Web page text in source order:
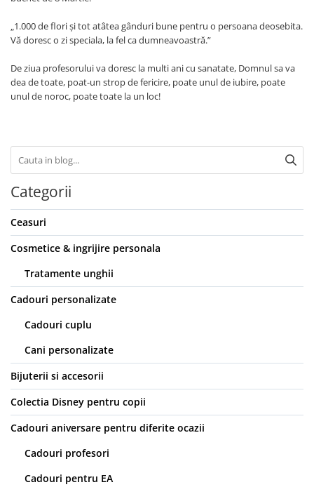
Cadouri barbati
Seturi cadou barbati
Ceasuri pentru EL
Cadouri craciun barbati
Caciuli copii
Cadouri copii bebelusi 0+
Lenjerii de pat Disney
Cadouri copii 1 an
Cadouri craciun copii
Colectia Disney
Sepci personalizate
Seturi cadou pentru copii KID's Collection
Lenjerii de pat pentru copii
Fashion
Pijamale de CRACIUN
Pijamale de dama
Pijamale de barbati
Halate si capoate
Pijamale
WINTER Collection
Sepci personalizate
Caserole personalizate sandwich
Saculeti personalizati
Agende si caiete personalizate
„1.000 de flori și tot atâtea gânduri bune pentru o persoana deosebita.
Vă doresc o zi speciala, la fel ca dumneavoastră.”
De ziua profesorului va doresc la multi ani cu sanatate, Domnul sa va
dea de toate, poat-un strop de fericire, poate unul de iubire, poate
unul de noroc, poate toate la un loc!
Categorii
Ceasuri
Cosmetice & ingrijire personala
Tratamente unghii
Cadouri personalizate
Cadouri cuplu
Cani personalizate
Bijuterii si accesorii
Colectia Disney pentru copii
Cadouri aniversare pentru diferite ocazii
Cadouri profesori
Cadouri pentru EA